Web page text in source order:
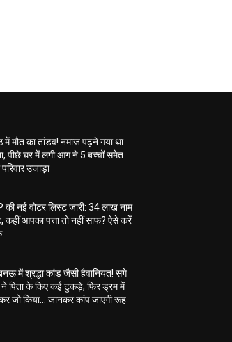
में मौत का तांडव! नमाज पढ़ने गया था
पीछे घर में लगी आग ने 5 बच्चों समेत
परिवार उजाड़ा
की नई वोटर लिस्ट जारी: 34 लाख नाम
कहीं आपका पत्ता तो नहीं साफ? ऐसे करें
में श्रद्धा कांड जैसी हैवानियत! सगे
पिता के किए कई टुकड़े, फिर ड्रम में
जो किया… जानकर कांप जाएगी रूह